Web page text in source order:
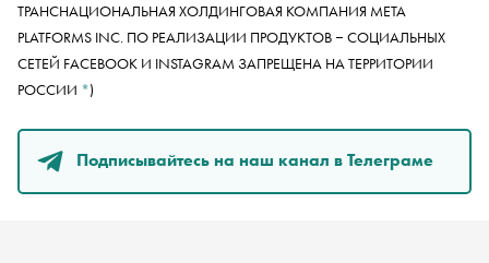
ТРАНСНАЦИОНАЛЬНАЯ ХОЛДИНГОВАЯ КОМПАНИЯ META
PLATFORMS INC. ПО РЕАЛИЗАЦИИ ПРОДУКТОВ ‒ СОЦИАЛЬНЫХ
СЕТЕЙ FACEBOOK И INSTAGRAM ЗАПРЕЩЕНА НА ТЕРРИТОРИИ
РОССИИ *)
Подписывайтесь на наш канал в Телеграме